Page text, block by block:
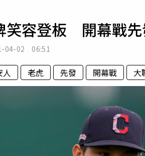
專欄
房產新勢力
笑容登板 開幕戰先
04-02 06:51
人 老虎 先發 開幕戰 大